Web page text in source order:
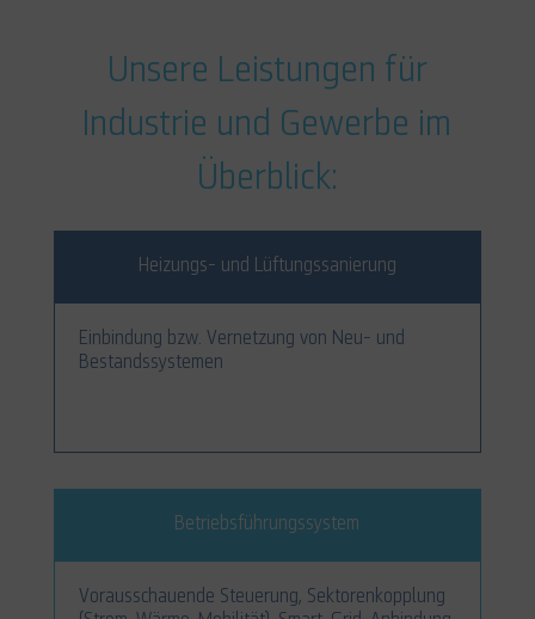
Unsere Leistungen für
Industrie und Gewerbe im
Überblick:
Heizungs- und Lüftungssanierung
Einbindung bzw. Vernetzung von Neu- und
Bestandssystemen
Betriebsführungssystem
Vorausschauende Steuerung, Sektorenkopplung